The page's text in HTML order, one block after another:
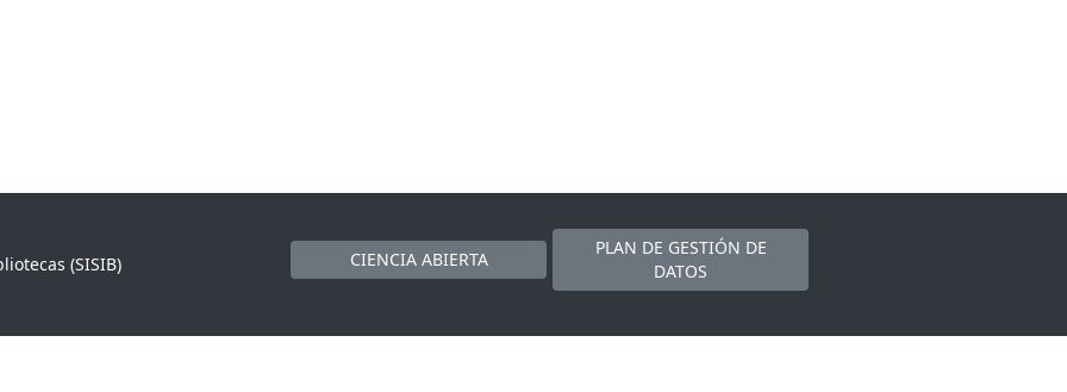
(SISIB)
CIENCIA ABIERTA
PLAN DE GESTIÓN DE
DATOS